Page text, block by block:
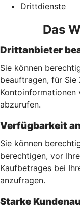
Drittdienste
Das
Drittanbieter
Sie können
beauftragen, für Sie
Kontoinformationen
abzurufen.
Verfügbarkeit
Sie können
berechtigen, vor
Kaufbetrages bei
anzufragen.
Starke